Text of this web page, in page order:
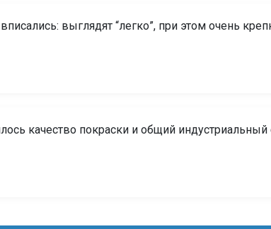
выглядят “легко”, при этом очень
качество покраски и общий